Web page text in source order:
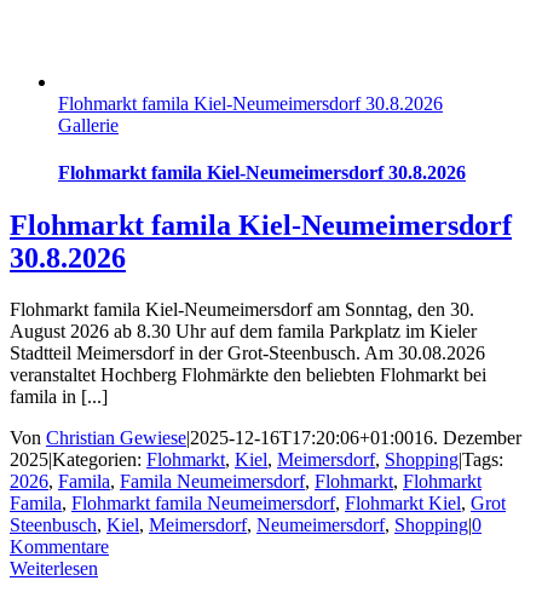
Flohmarkt famila Kiel-Neumeimersdorf 30.8.2026
Gallerie
Flohmarkt famila Kiel-Neumeimersdorf 30.8.2026
Flohmarkt famila Kiel-Neumeimersdorf
30.8.2026
Flohmarkt famila Kiel-Neumeimersdorf am Sonntag, den 30.
August 2026 ab 8.30 Uhr auf dem famila Parkplatz im Kieler
Stadtteil Meimersdorf in der Grot-Steenbusch. Am 30.08.2026
veranstaltet Hochberg Flohmärkte den beliebten Flohmarkt bei
famila in [...]
Von Christian Gewiese|2025-12-16T17:20:06+01:0016. Dezember
2025|Kategorien: Flohmarkt, Kiel, Meimersdorf, Shopping|Tags:
2026, Famila, Famila Neumeimersdorf, Flohmarkt, Flohmarkt
Famila, Flohmarkt famila Neumeimersdorf, Flohmarkt Kiel, Grot
Steenbusch, Kiel, Meimersdorf, Neumeimersdorf, Shopping|0
Kommentare
Weiterlesen